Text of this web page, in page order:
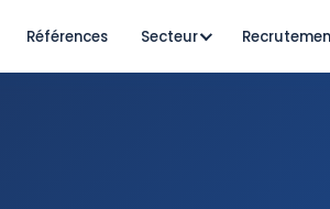
Références Secteur